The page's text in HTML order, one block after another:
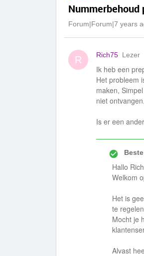
Forum|Forum|7 years
R Rich75 Lezer
Ik heb een
Het probleem
maken,
niet ontvangen.
Is er een
Hallo
Welkom
Het is
te
Mocht je
Alvast